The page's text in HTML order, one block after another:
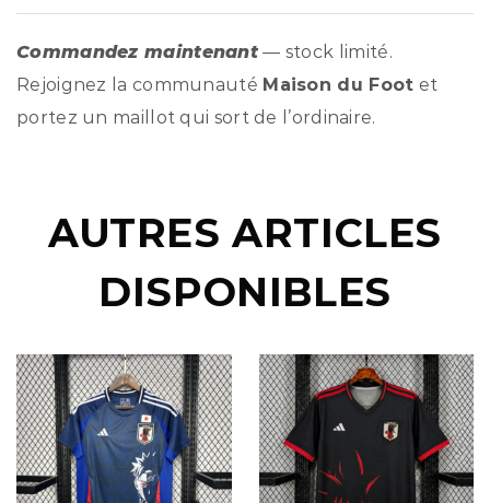
Commandez maintenant — stock limité.
Rejoignez la communauté Maison du Foot et
portez un maillot qui sort de l’ordinaire.
AUTRES ARTICLES
DISPONIBLES